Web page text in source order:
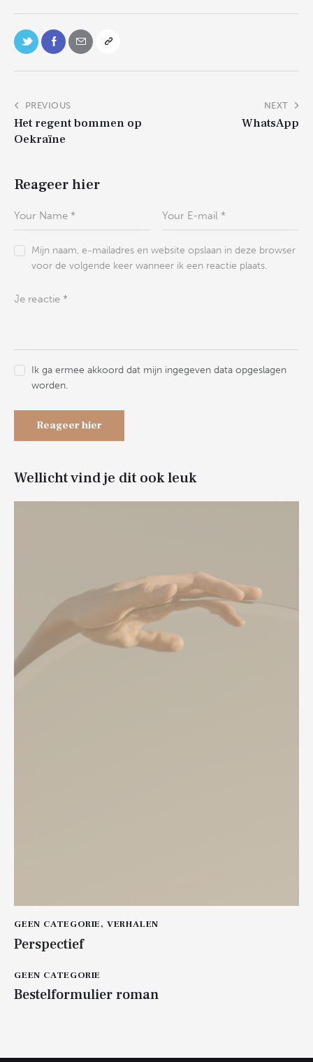
PREVIOUS
Het regent bommen op
Oekraïne
NEXT
WhatsApp
Reageer hier
Mijn naam, e-mailadres en website opslaan in deze browser
voor de volgende keer wanneer ik een reactie plaats.
Ik ga ermee akkoord dat mijn ingegeven data opgeslagen
worden.
Wellicht vind je dit ook leuk
GEEN CATEGORIE, VERHALEN
Perspectief
GEEN CATEGORIE
Bestelformulier roman